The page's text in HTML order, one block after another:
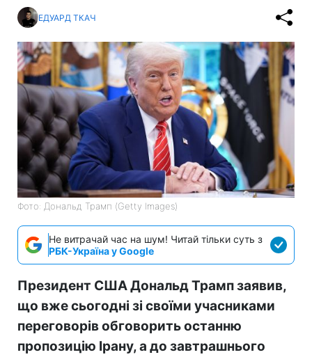
ЕДУАРД ТКАЧ
Фото: Дональд Трамп (Getty Images)
Не витрачай час на шум! Читай тільки суть з
РБК-Україна у Google
Президент США Дональд Трамп заявив,
що вже сьогодні зі своїми учасниками
переговорів обговорить останню
пропозицію Ірану, а до завтрашнього